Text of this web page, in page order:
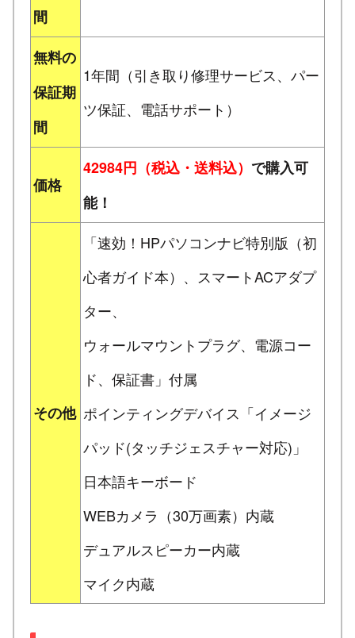
間
無料の
保証期
間
1年間（引き取り修理サービス、パー
ツ保証、電話サポート）
価格
42984円（税込・送料込） で購入可
能！
その他
「速効！HPパソコンナビ特別版（初
心者ガイド本）、スマートACアダプ
ター、
ウォールマウントプラグ、電源コー
ド、保証書」付属
ポインティングデバイス「イメージ
パッド(タッチジェスチャー対応)」
日本語キーボード
WEBカメラ（30万画素）内蔵
デュアルスピーカー内蔵
マイク内蔵